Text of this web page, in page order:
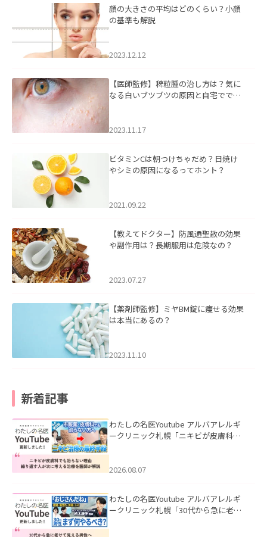
顔の大きさの平均はどのくらい？小顔
の基準も解説
2023.12.12
【医師監修】稗粒腫の治し方は？気に
なる白いブツブツの原因と自宅ででき
2023.11.17
ビタミンCは朝つけちゃだめ？日焼け
やシミの原因になるってホント？
2021.09.22
【教えてドクター】防風通聖散の効果
や副作用は？長期服用は危険なの？
2023.07.27
【薬剤師監修】ミヤBM錠に痩せる効果
は本当にあるの？
2023.11.10
新着記事
わたしの名医Youtube アルバアレルギ
ークリニック札幌「ニキビが皮膚科で
ました。
2026.08.07
わたしの名医Youtube アルバアレルギ
ークリニック札幌「30代から急に老け